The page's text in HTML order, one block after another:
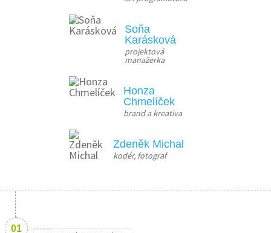
Soňa
Karásková
projektová
manažerka
Honza
Chmelíček
brand a kreativa
Zdeněk Michal
kodér, fotograf